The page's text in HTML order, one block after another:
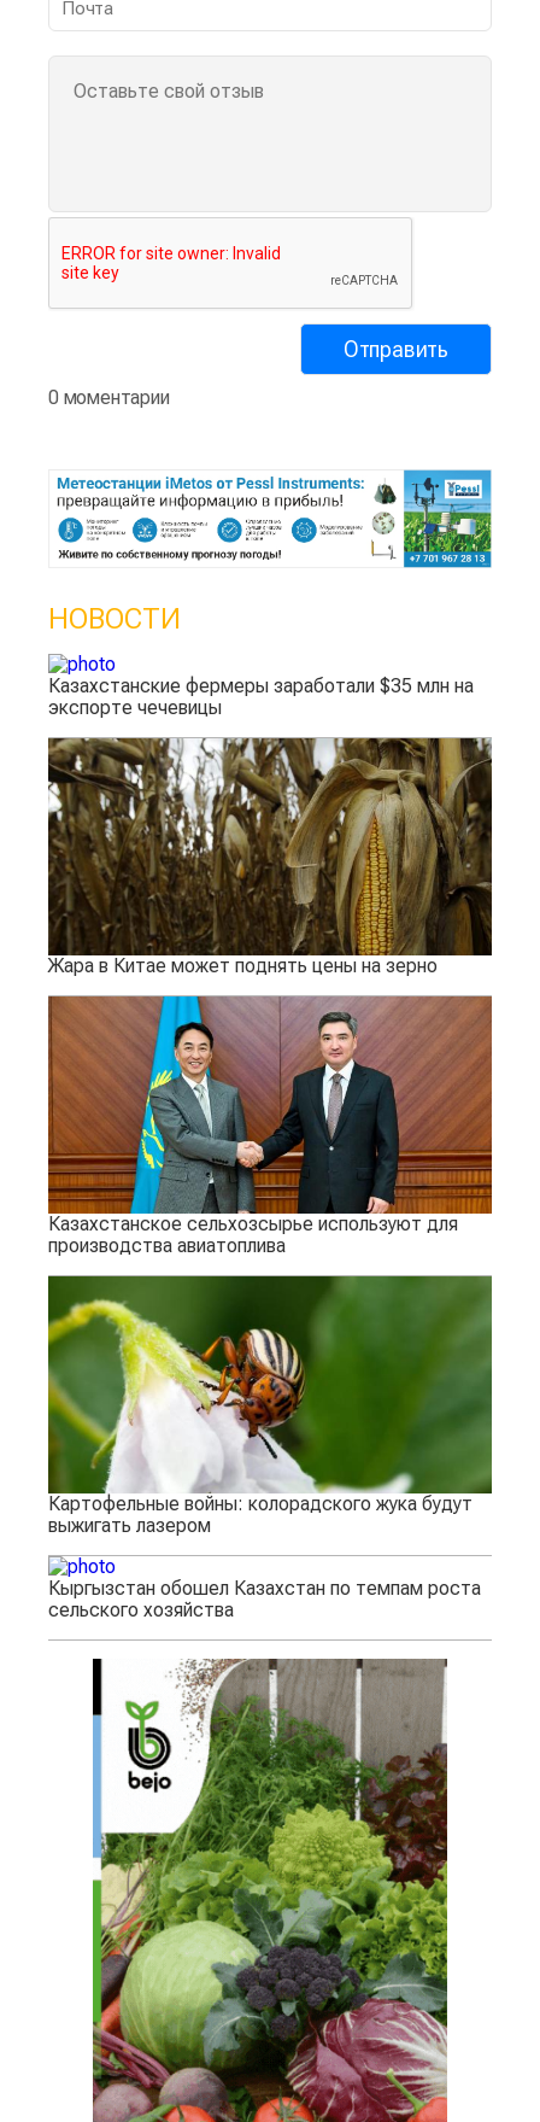
0 моментарии
НОВОСТИ
Казахстанские фермеры заработали $35 млн на
экспорте чечевицы
Жара в Китае может поднять цены на зерно
Казахстанское сельхозсырье используют для
производства авиатоплива
Картофельные войны: колорадского жука будут
выжигать лазером
Кыргызстан обошел Казахстан по темпам роста
сельского хозяйства